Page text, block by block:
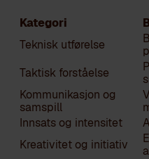
Kategori
Teknisk utførelse
Taktisk forståelse
Kommunikasjon og
samspill
Innsats og intensitet
Kreativitet og initiativ